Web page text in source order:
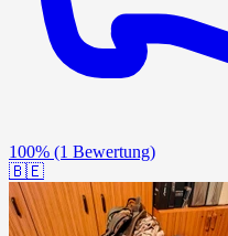
100% (1 Bewertung)
🇧🇪